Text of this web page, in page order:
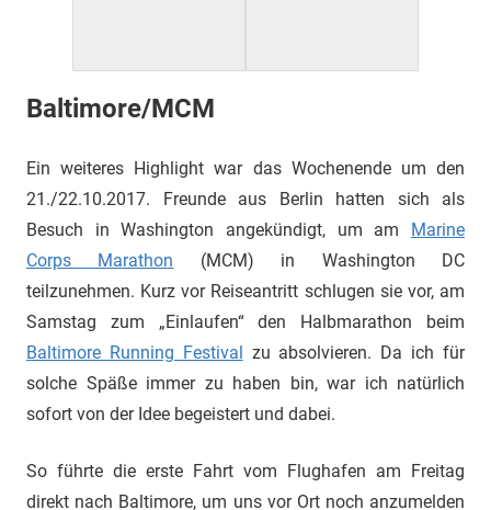
Baltimore/MCM
Ein weiteres Highlight war das Wochenende um den
21./22.10.2017. Freunde aus Berlin hatten sich als
Besuch in Washington angekündigt, um am Marine
Corps Marathon (MCM) in Washington DC
teilzunehmen. Kurz vor Reiseantritt schlugen sie vor, am
Samstag zum „Einlaufen“ den Halbmarathon beim
Baltimore Running Festival zu absolvieren. Da ich für
solche Späße immer zu haben bin, war ich natürlich
sofort von der Idee begeistert und dabei.
So führte die erste Fahrt vom Flughafen am Freitag
direkt nach Baltimore, um uns vor Ort noch anzumelden